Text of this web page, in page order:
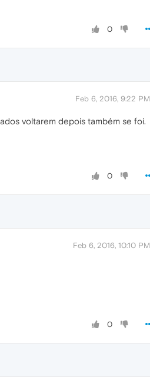
0
Feb 6, 2016, 9:22 PM
voltarem depois também se foi.
0
Feb 6, 2016, 10:10 PM
0